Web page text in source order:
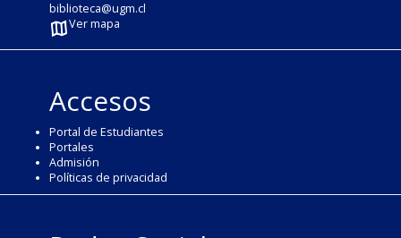
biblioteca@ugm.cl
Ver mapa
Accesos
Portal de Estudiantes
Portales
Admisión
Políticas de privacidad